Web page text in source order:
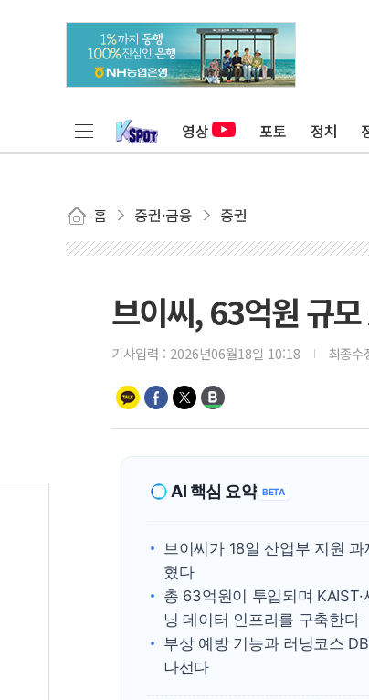
영상 포토 정치
홈 증권·금융 증권
브이씨, 63억원 규
기사입력 : 2026년06월18일 10:18 최종수
AI 핵심 요약 BETA
브이씨가 18일 산업부 지원
혔다
총 63억원이 투입되며
닝 데이터 인프라를 구축한다
부상 예방 기능과 러닝코스
나선다